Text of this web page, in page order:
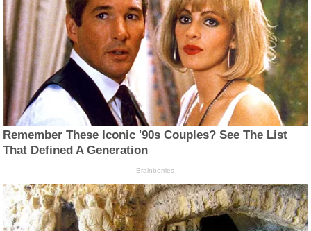
Remember These Iconic '90s Couples? See The List
That Defined A Generation
Brainberries